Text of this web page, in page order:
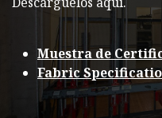
Muestra de
Fabric